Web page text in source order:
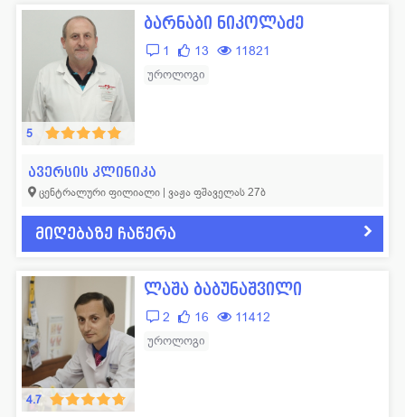
5
ბარნაბი ნიკოლაძე
1 13 11821
უროლოგი
ავერსის კლინიკა
ცენტრალური ფილიალი | ვაჟა ფშაველას 27ბ
მიღებაზე ჩაწერა
4.7
ლაშა ბაბუნაშვილი
2 16 11412
უროლოგი